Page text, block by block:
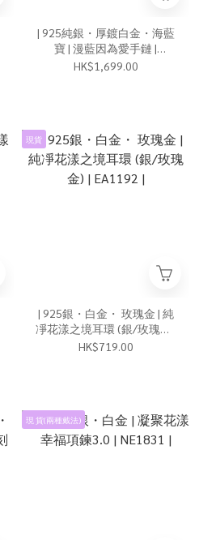
| 925純銀・厚鍍白金・海藍
寶 | 漫藍因為愛手鏈 |
BR1662 |
HK$1,699.00
現貨
| 925銀・白金・ 玫瑰金 | 純
凈花漾之境耳環 (銀/玫瑰金)
| EA1192 |
HK$719.00
現 貨(兩種戴法)